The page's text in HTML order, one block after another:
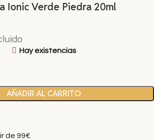
Ionic Verde Piedra 20ml
Hay existencias
AÑADIR AL CARRITO
de 99€